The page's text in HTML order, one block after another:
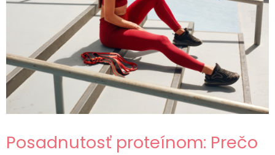
Posadnutosť proteínom: Prečo